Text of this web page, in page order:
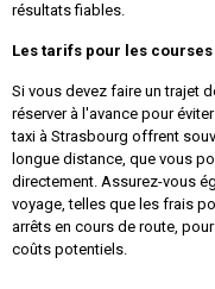
résultats fiables.
Les tarifs pour les
Si vous devez faire un trajet
réserver à l'avance pour
taxi à Strasbourg offrent
longue distance, que vous
directement. Assurez-vous
voyage, telles que les frais
arrêts en cours de route,
coûts potentiels.